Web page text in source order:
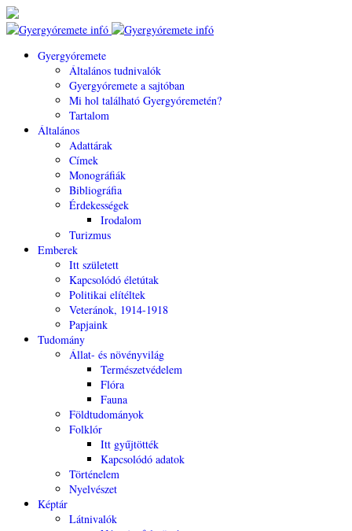
Gyergyóremete
Általános tudnivalók
Gyergyóremete a sajtóban
Mi hol található Gyergyóremetén?
Tartalom
Általános
Adattárak
Címek
Monográfiák
Bibliográfia
Érdekességek
Irodalom
Turizmus
Emberek
Itt született
Kapcsolódó életútak
Politikai elítéltek
Veteránok, 1914-1918
Papjaink
Tudomány
Állat- és növényvilág
Természetvédelem
Flóra
Fauna
Földtudományok
Folklór
Itt gyűjtötték
Kapcsolódó adatok
Történelem
Nyelvészet
Képtár
Látnivalók